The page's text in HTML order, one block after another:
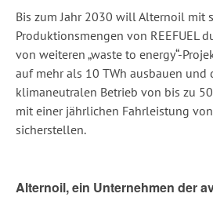
Bis zum Jahr 2030 will Alternoil mit
Produktionsmengen von REEFUEL
von weiteren „waste to energy“-
auf mehr als 10 TWh ausbauen und
klimaneutralen Betrieb von bis zu
mit einer jährlichen Fahrleistung
sicherstellen.
Alternoil, ein Unternehmen der